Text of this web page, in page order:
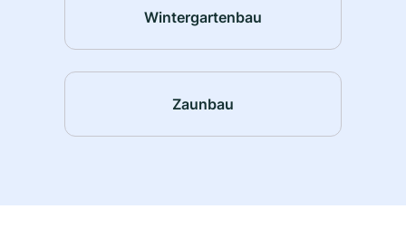
Wintergartenbau
Zaunbau